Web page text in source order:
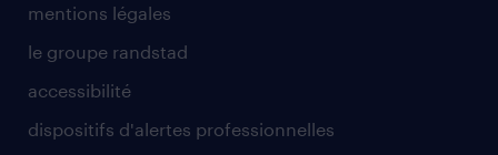
mentions légales
le groupe randstad
accessibilité
dispositifs d'alertes professionnelles